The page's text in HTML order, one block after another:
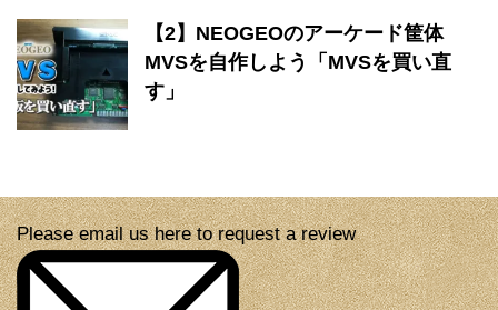
【2】NEOGEOのアーケード筐体
MVSを自作しよう「MVSを買い直
す」
Please email us here to request a review